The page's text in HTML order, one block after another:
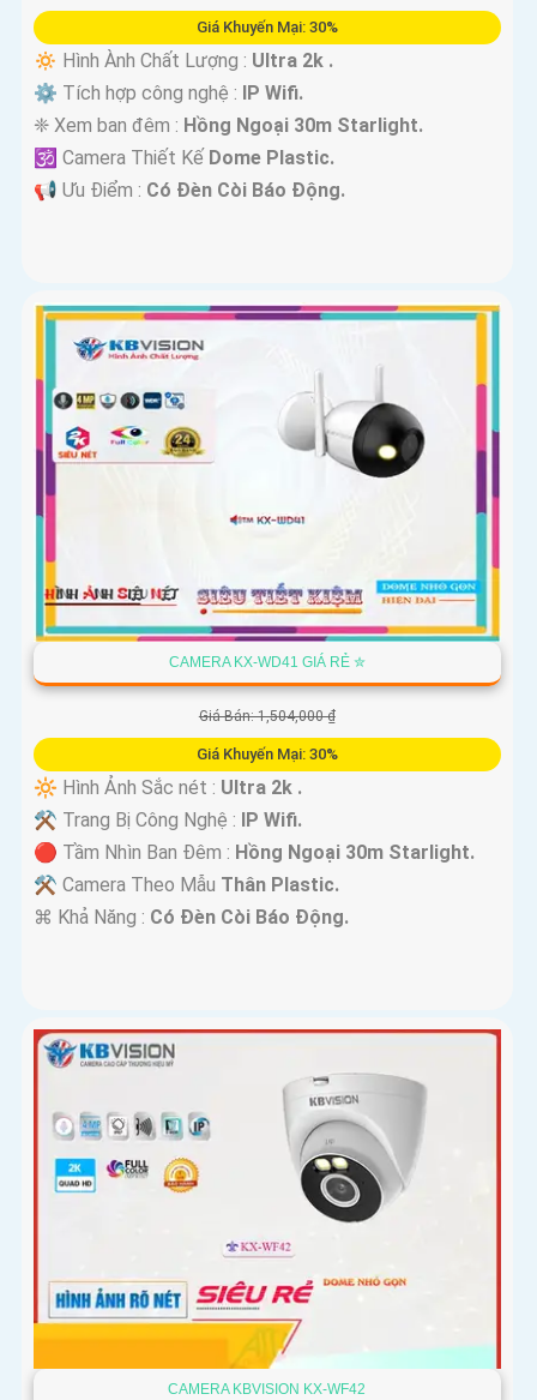
Giá Khuyến Mại: 30%
🔅 Hình Ành Chất Lượng : Ultra 2k .
⚙ Tích hợp công nghệ :
IP Wifi.
❈ Xem ban đêm : Hồng Ngoại 30m Starlight.
🕉️ Camera Thiết Kế Dome Plastic.
️📢 Ưu Điểm : Có Ðèn Còi Báo Động.
CAMERA KX-WD41 GIÁ RẺ ✮
Giá Bán: 1,504,000 ₫
Giá Khuyến Mại: 30%
🔆 Hình Ảnh Sắc nét : Ultra 2k .
⚒ Trang Bị Công Nghệ :
IP Wifi.
🔴 Tầm Nhìn Ban Đêm : Hồng Ngoại 30m Starlight.
⚒ Camera Theo Mẫu Thân Plastic.
️⌘ Khả Năng : Có Ðèn Còi Báo Động.
CAMERA KBVISION KX-WF42